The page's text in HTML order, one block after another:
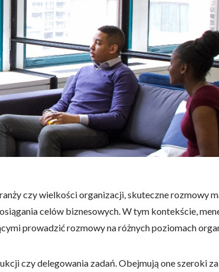
czy wielkości organizacji, skuteczne rozmowy
celów biznesowych. W tym kontekście,
prowadzić rozmowy na różnych poziomach
czy delegowania zadań. Obejmują one szeroki